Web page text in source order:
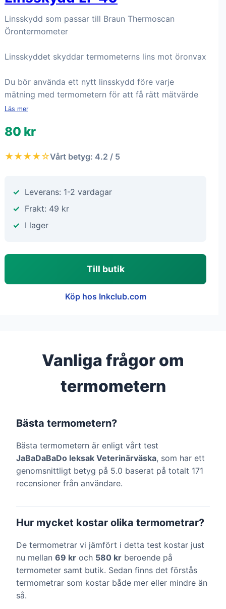
Linsskydd som passar till Braun Thermoscan
Örontermometer
Linsskyddet skyddar termometerns lins mot öronvax
Du bör använda ett nytt linsskydd före varje
mätning med termometern för att få rätt mätvärde
Läs mer
80 kr
★★★★☆Vårt betyg: 4.2 / 5
Leverans: 1-2 vardagar
Frakt: 49 kr
I lager
Till butik
Köp hos Inkclub.com
Vanliga frågor om
termometern
Bästa termometern?
Bästa termometern är enligt vårt test
JaBaDaBaDo leksak Veterinärväska, som har ett
genomsnittligt betyg på 5.0 baserat på totalt 171
recensioner från användare.
Hur mycket kostar olika termometrar?
De termometrar vi jämfört i detta test kostar just
nu mellan 69 kr och 580 kr beroende på
termometer samt butik. Sedan finns det förstås
termometrar som kostar både mer eller mindre än
så.